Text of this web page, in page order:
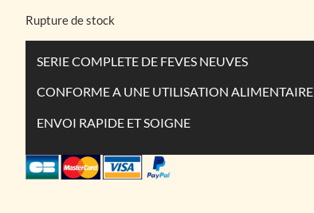
Rupture de stock
SERIE COMPLETE DE FEVES NEUVES
CONFORME A UNE UTILISATION ALIMENTAIRE
ENVOI RAPIDE ET SOIGNE